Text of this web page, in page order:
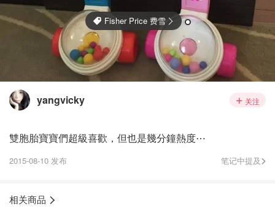
Fisher Price 费雪
yangvicky 关注
雙胞胎寶寶們超級喜歡，但也是幾分鐘熱度⋯
2015-08-10 发布 笔记中提及
相关商品